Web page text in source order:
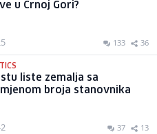
u Crnoj Gori?
133 36
liste zemalja sa
broja stanovnika
37 13